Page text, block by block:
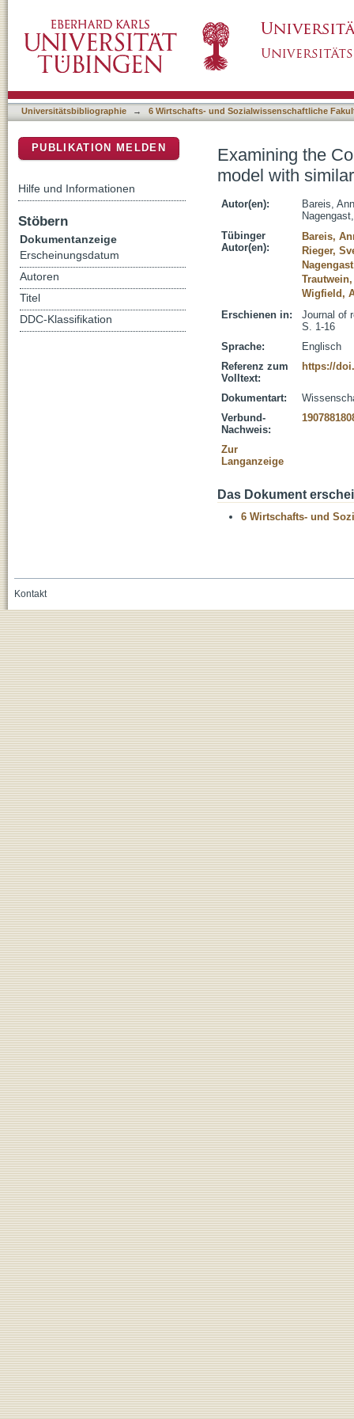
in high school and college students
Universitätsbibliographie → 6 Wirtschafts- und Sozialwissenschaftliche
Examining the
model with
Autor(en):
Bareis,
Tübinger
Autor(en):
Bareis,
Rieger,
Wigfield,
Erschienen in:
Journal of
S. 1-16
Sprache:
Englisch
Referenz zum
Volltext:
https://
Dokumentart:
Verbund-
Nachweis:
Zur
Langanzeige
Das Dokument
6 Wirtschafts- und
PUBLIKATION MELDEN
Hilfe und Informationen
Stöbern
Dokumentanzeige
Erscheinungsdatum
Autoren
Titel
DDC-Klassifikation
Kontakt